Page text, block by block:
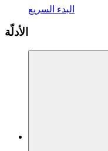
البدء السريع
الأدلّة